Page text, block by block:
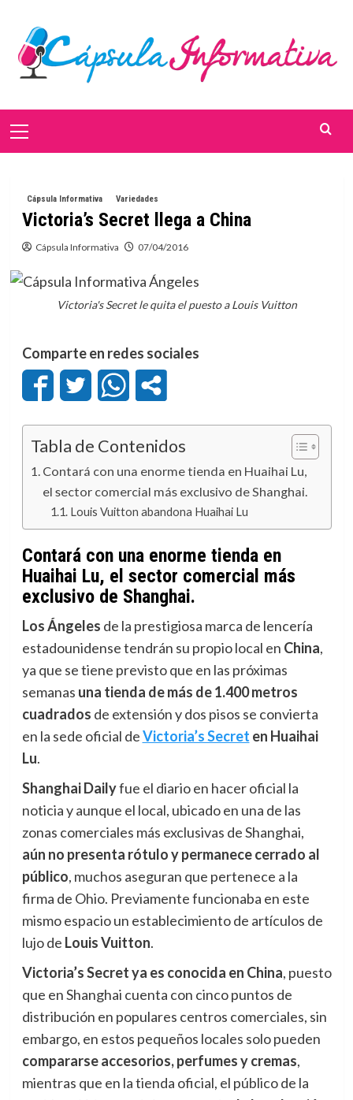
contenido
Menú
Cápsula Informativa Variedades
Victoria’s Secret llega a China
Cápsula Informativa 07/04/2016
Victoria's Secret le quita el puesto a Louis Vuitton
Comparte en redes sociales
Tabla de Contenidos
Contará con una enorme tienda en Huaihai Lu,
el sector comercial más exclusivo de Shanghai.
Louis Vuitton abandona Huaihai Lu
Contará con una enorme tienda en
Huaihai Lu, el sector comercial más
exclusivo de Shanghai.
Los Ángeles de la prestigiosa marca de lencería
estadounidense tendrán su propio local en China,
ya que se tiene previsto que en las próximas
semanas una tienda de más de 1.400 metros
cuadrados de extensión y dos pisos se convierta
en la sede oficial deVictoria’s Secret en Huaihai
Lu.
Shanghai Dailyfue el diario en hacer oficial la
noticia y aunque el local, ubicado en una de las
zonas comerciales más exclusivas de Shanghai,
aún no presenta rótulo y permanece cerrado al
público, muchos aseguran que pertenece a la
firma de Ohio. Previamente funcionaba en este
mismo espacio un establecimiento de artículos de
lujo de Louis Vuitton.
Victoria’s Secret ya es conocida en China, puesto
que en Shanghai cuenta con cinco puntos de
distribución en populares centros comerciales, sin
embargo, en estos pequeños locales solo pueden
compararse accesorios, perfumes y cremas,
mientras que en la tienda oficial, el público de la